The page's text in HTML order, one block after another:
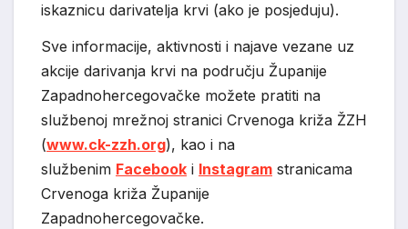
iskaznicu darivatelja krvi (ako je posjeduju).
Sve informacije, aktivnosti i najave vezane uz
akcije darivanja krvi na području Županije
Zapadnohercegovačke možete pratiti na
službenoj mrežnoj stranici Crvenoga križa ŽZH
(www.ck-zzh.org), kao i na
službenim Facebook i Instagram stranicama
Crvenoga križa Županije
Zapadnohercegovačke.